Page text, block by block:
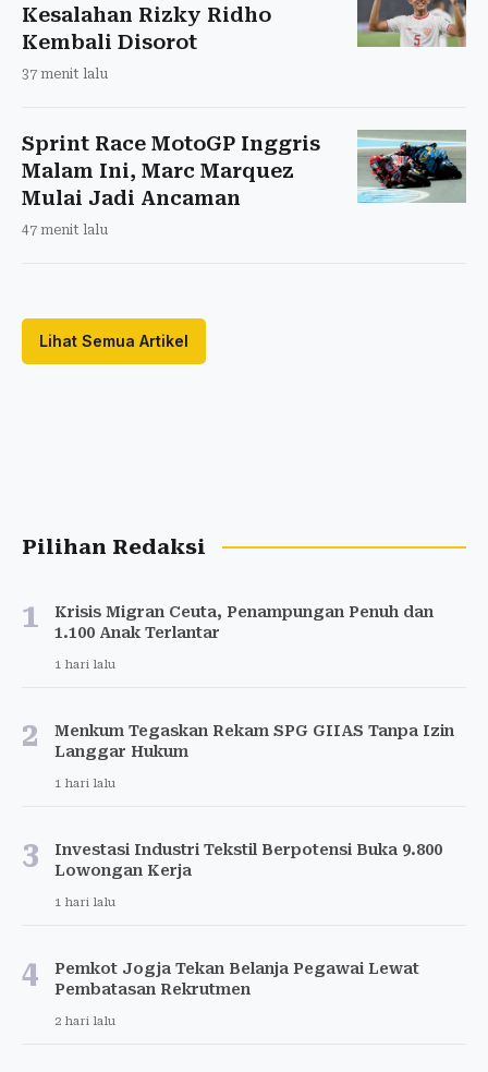
Kesalahan Rizky Ridho
Kembali Disorot
37 menit lalu
Sprint Race MotoGP Inggris
Malam Ini, Marc Marquez
Mulai Jadi Ancaman
47 menit lalu
Lihat Semua Artikel
Pilihan Redaksi
1
Krisis Migran Ceuta, Penampungan Penuh dan
1.100 Anak Terlantar
1 hari lalu
2
Menkum Tegaskan Rekam SPG GIIAS Tanpa Izin
Langgar Hukum
1 hari lalu
3
Investasi Industri Tekstil Berpotensi Buka 9.800
Lowongan Kerja
1 hari lalu
4
Pemkot Jogja Tekan Belanja Pegawai Lewat
Pembatasan Rekrutmen
2 hari lalu